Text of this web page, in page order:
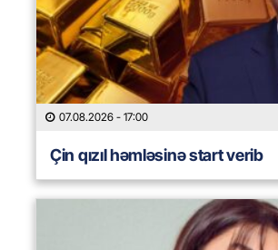
07.08.2026 - 17:00
Çin qızıl həmləsinə start verib